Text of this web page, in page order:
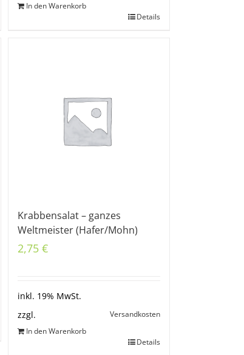
In den Warenkorb
Details
Krabbensalat – ganzes
Weltmeister (Hafer/Mohn)
2,75€
inkl. 19% MwSt.
zzgl.
Versandkosten
In den Warenkorb
Details